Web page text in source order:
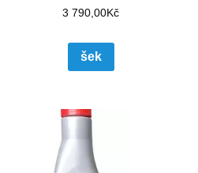
3 790,00Kč
šek